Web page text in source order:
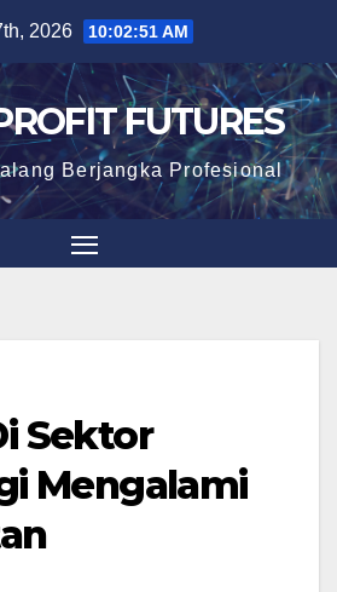
2026 10:02:51 AM
FUTURES
Berjangka Profesional
Sektor
Mengalami